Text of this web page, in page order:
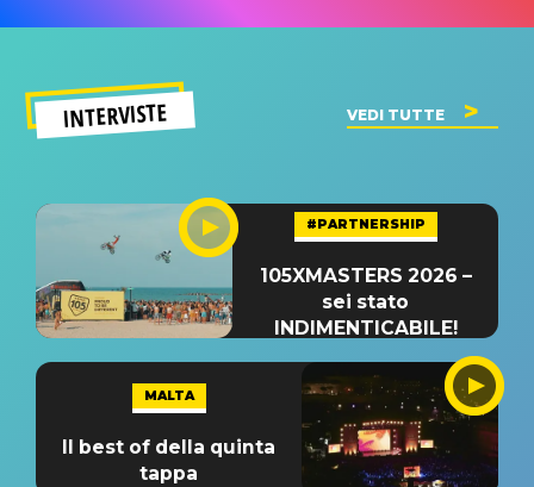
INTERVISTE VEDI TUTTE
#PARTNERSHIP
105XMASTERS 2026 –
sei stato
INDIMENTICABILE!
MALTA
Il best of della quinta
tappa